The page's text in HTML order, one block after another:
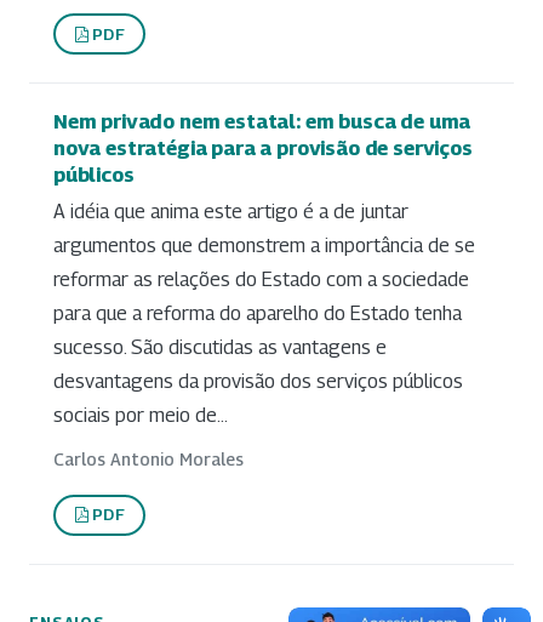
PDF
Nem privado nem estatal: em busca de uma
nova estratégia para a provisão de serviços
públicos
A idéia que anima este artigo é a de juntar
argumentos que demonstrem a importância de se
reformar as relações do Estado com a sociedade
para que a reforma do aparelho do Estado tenha
sucesso. São discutidas as vantagens e
desvantagens da provisão dos serviços públicos
sociais por meio de...
Carlos Antonio Morales
PDF